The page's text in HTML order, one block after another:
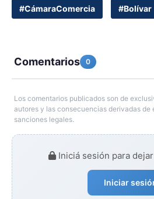
#CámaraComercia #Bolívar
Comentarios 0
Los comentarios publicados son de
autores y las consecuencias derivadas de
sanciones legales.
Iniciá sesión para
Iniciar